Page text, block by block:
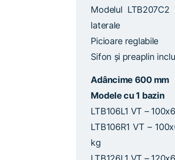
Modelul
laterale
Picioare reglabile
Sifon și preaplin
Adâncime 600 mm
Modele cu 1 bazin
LTB106L1 VT –
LTB106R1 VT –
kg